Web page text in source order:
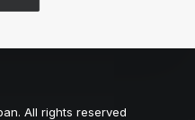
All rights reserved